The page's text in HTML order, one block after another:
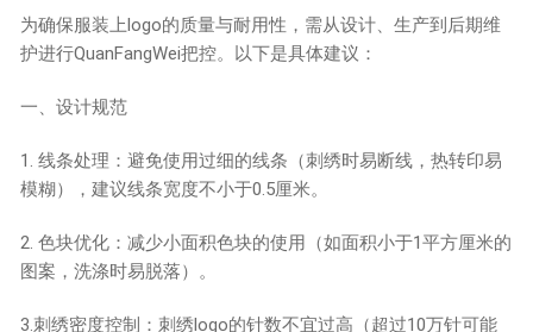
为确保服装上logo的质量与耐用性，需从设计、生产到后期维
护进行QuanFangWei把控。以下是具体建议：
一、设计规范
1. 线条处理：避免使用过细的线条（刺绣时易断线，热转印易
模糊），建议线条宽度不小于0.5厘米。
2. 色块优化：减少小面积色块的使用（如面积小于1平方厘米的
图案，洗涤时易脱落）。
3.刺绣密度控制：刺绣logo的针数不宜过高（超过10万针可能